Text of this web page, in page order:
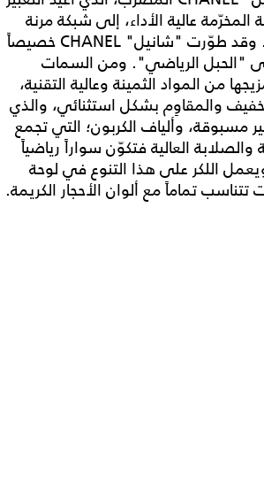
عالية الأداء، إلى شبكة مرنة
مزيّنة بزخارف رياضية. وقد طوّرت "شانيل" CHANEL خصيصاً
"الحبل الرياضي". ومن السمات
من المواد الثمينة وعالية التقنية،
والمقاوِم بشكل استثنائي، والذي
مسبوقة، وألياف الكربون؛ التي تجمع
والصلابة العالية فتكوّن سواراً رياضياً
اللكر على هذا التنوع في لوحة
تماماً مع ألوان الأحجار الكريمة.